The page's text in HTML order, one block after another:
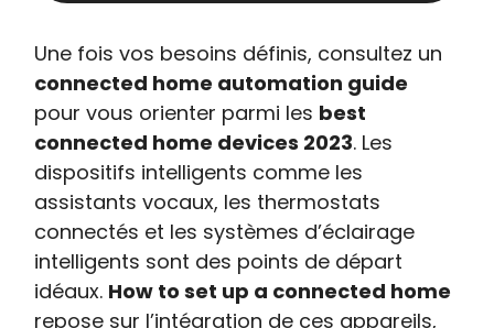
Une fois vos besoins définis, consultez un
connected home automation guide
pour vous orienter parmi les best
connected home devices 2023. Les
dispositifs intelligents comme les
assistants vocaux, les thermostats
connectés et les systèmes d’éclairage
intelligents sont des points de départ
idéaux. How to set up a connected home
repose sur l’intégration de ces appareils,